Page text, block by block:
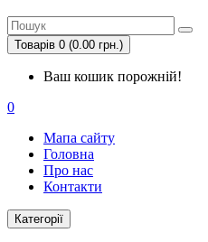
Товарів 0 (0.00 грн.)
Ваш кошик порожній!
0
Мапа сайту
Головна
Про нас
Контакти
Категорії